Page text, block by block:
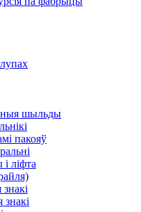
шыльды
пакояў
ліфта
знакі